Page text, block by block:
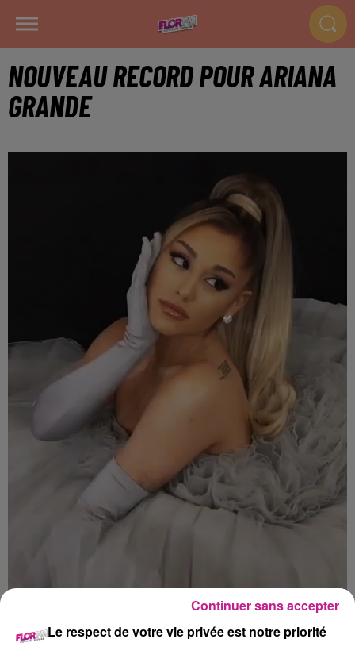
NOUVEAU RECORD POUR ARIANA
GRANDE
Crédit :
Le respect de votre vie privée est notre priorité
Continuer sans accepter